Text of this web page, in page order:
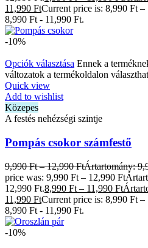
11,990 FtCurrent price is: 8,990 Ft
8,990 Ft - 11,990 Ft.
-10%
Opciók választása Ennek a
változatok a termékoldalon
Quick view
Add to wishlist
Közepes
A festés nehézségi szintje
Pompás csokor számfestő
9,990Ft – 12,990FtÁrtartomány:
price was: 9,990 Ft – 12,990
12,990 Ft.8,990 Ft – 11,990 Ft
11,990 FtCurrent price is: 8,990 Ft
8,990 Ft - 11,990 Ft.
-10%